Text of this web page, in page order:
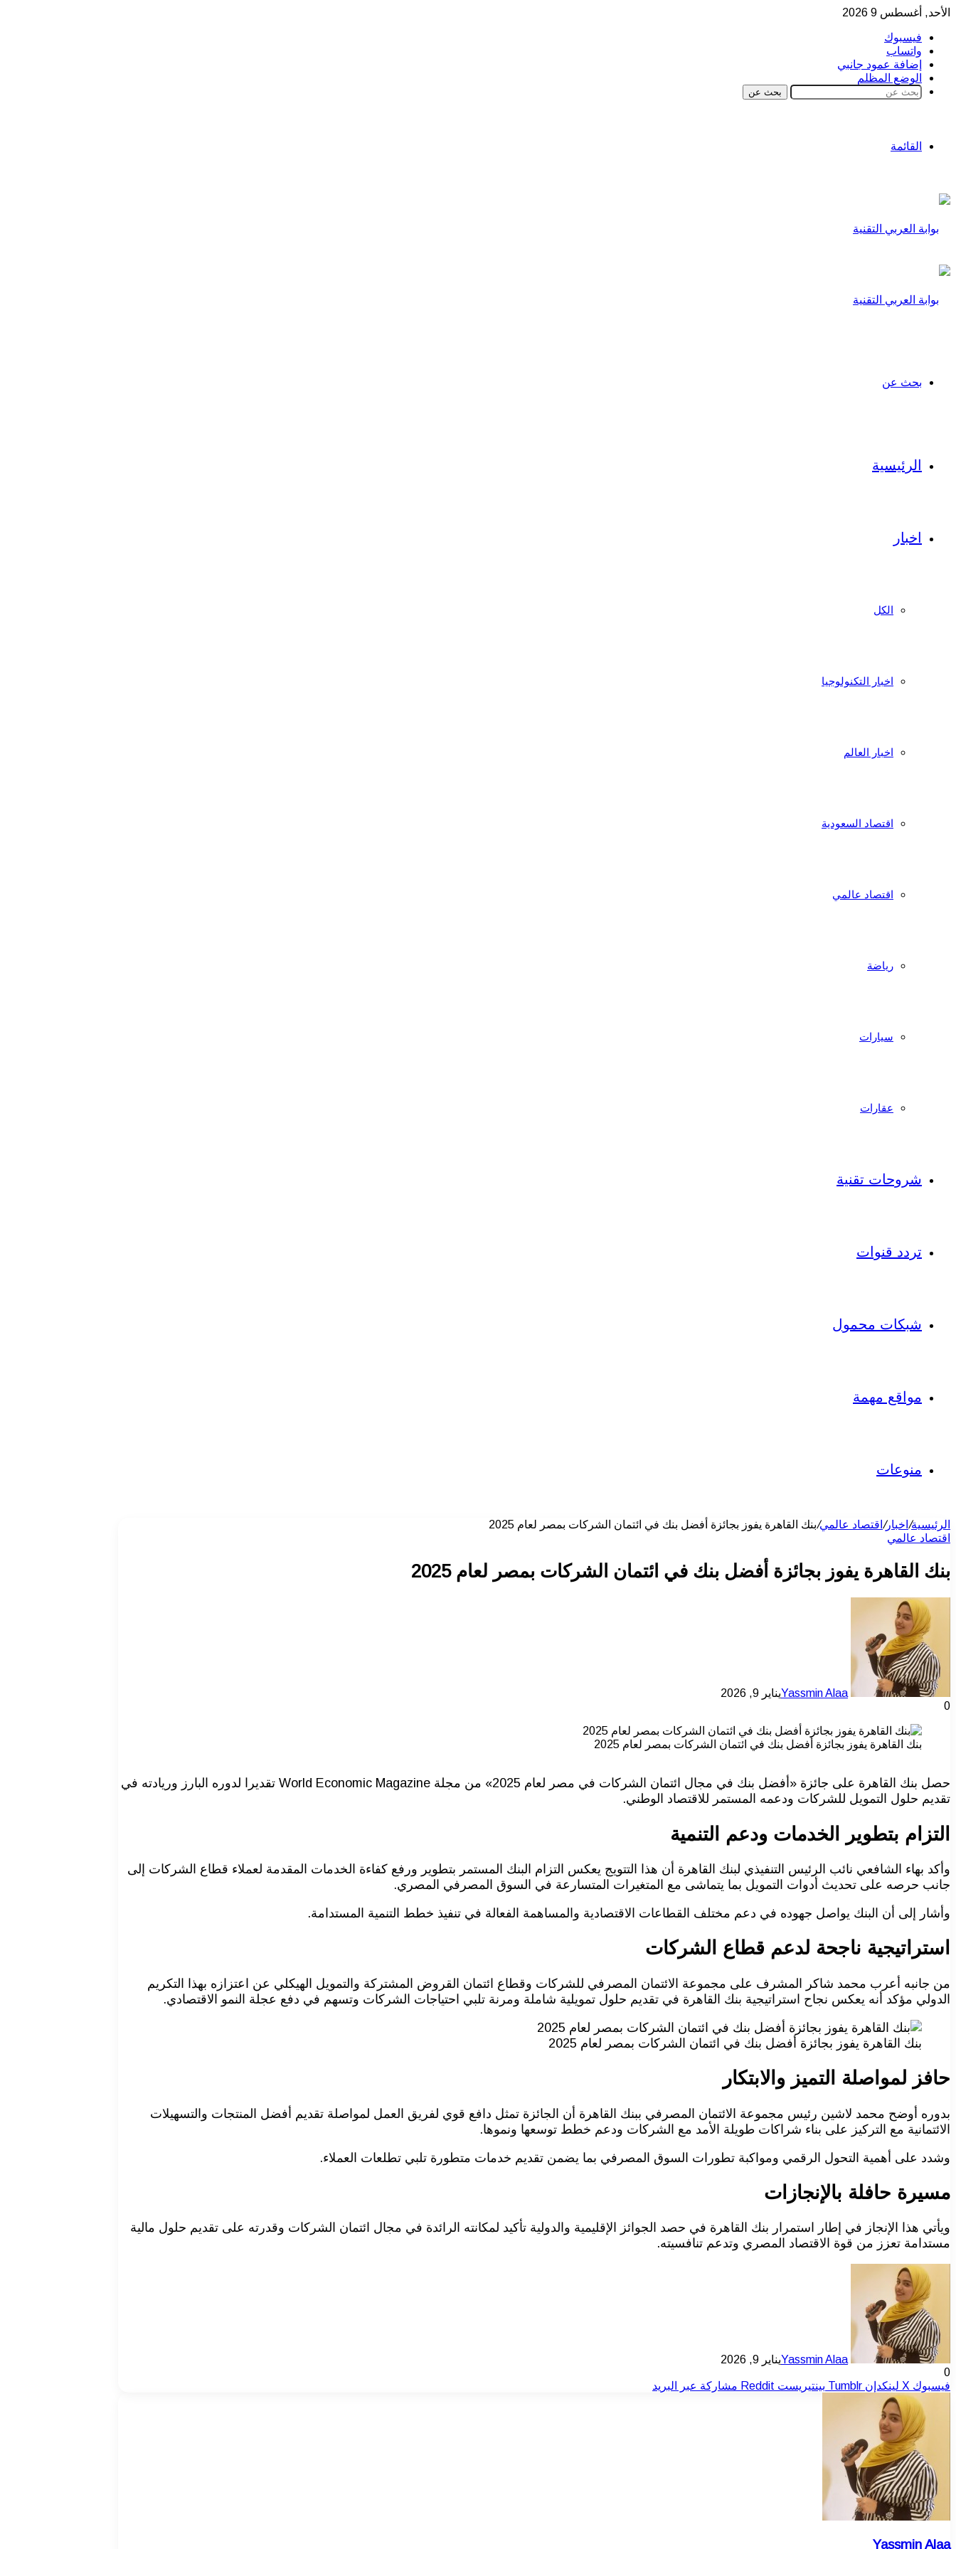
الأحد, أغسطس 9 2026
فيسبوك
واتساب
إضافة عمود جانبي
الوضع المظلم
بحث عن
القائمة
بحث عن
الرئيسية
اخبار
الكل
اخبار التكنولوجيا
اخبار العالم
اقتصاد السعودية
اقتصاد عالمي
رياضة
سيارات
عقارات
شروحات تقنية
تردد قنوات
شبكات محمول
مواقع مهمة
منوعات
الرئيسية/ اخبار/ اقتصاد عالمي/بنك القاهرة يفوز بجائزة أفضل بنك في ائتمان الشركات بمصر لعام 2025
اقتصاد عالمي
بنك القاهرة يفوز بجائزة أفضل بنك في ائتمان الشركات بمصر لعام 2025
Yassmin Alaaيناير 9, 2026
0
بنك القاهرة يفوز بجائزة أفضل بنك في ائتمان الشركات بمصر لعام 2025
حصل بنك القاهرة على جائزة «أفضل بنك في مجال ائتمان الشركات في مصر لعام 2025» من مجلة World Economic Magazine تقديرا لدوره البارز وريادته في
تقديم حلول التمويل للشركات ودعمه المستمر للاقتصاد الوطني.
التزام بتطوير الخدمات ودعم التنمية
وأكد بهاء الشافعي نائب الرئيس التنفيذي لبنك القاهرة أن هذا التتويج يعكس التزام البنك المستمر بتطوير ورفع كفاءة الخدمات المقدمة لعملاء قطاع الشركات إلى
جانب حرصه على تحديث أدوات التمويل بما يتماشى مع المتغيرات المتسارعة في السوق المصرفي المصري.
وأشار إلى أن البنك يواصل جهوده في دعم مختلف القطاعات الاقتصادية والمساهمة الفعالة في تنفيذ خطط التنمية المستدامة.
استراتيجية ناجحة لدعم قطاع الشركات
من جانبه أعرب محمد شاكر المشرف على مجموعة الائتمان المصرفي للشركات وقطاع ائتمان القروض المشتركة والتمويل الهيكلي عن اعتزازه بهذا التكريم
الدولي مؤكد أنه يعكس نجاح استراتيجية بنك القاهرة في تقديم حلول تمويلية شاملة ومرنة تلبي احتياجات الشركات وتسهم في دفع عجلة النمو الاقتصادي.
بنك القاهرة يفوز بجائزة أفضل بنك في ائتمان الشركات بمصر لعام 2025
حافز لمواصلة التميز والابتكار
بدوره أوضح محمد لاشين رئيس مجموعة الائتمان المصرفي ببنك القاهرة أن الجائزة تمثل دافع قوي لفريق العمل لمواصلة تقديم أفضل المنتجات والتسهيلات
الائتمانية مع التركيز على بناء شراكات طويلة الأمد مع الشركات ودعم خطط توسعها ونموها.
وشدد على أهمية التحول الرقمي ومواكبة تطورات السوق المصرفي بما يضمن تقديم خدمات متطورة تلبي تطلعات العملاء.
مسيرة حافلة بالإنجازات
ويأتي هذا الإنجاز في إطار استمرار بنك القاهرة في حصد الجوائز الإقليمية والدولية تأكيد لمكانته الرائدة في مجال ائتمان الشركات وقدرته على تقديم حلول مالية
مستدامة تعزز من قوة الاقتصاد المصري وتدعم تنافسيته.
Yassmin Alaaيناير 9, 2026
0
فيسبوك ‫X لينكدإن بينتيريست مشاركة عبر البريد
Yassmin Alaa